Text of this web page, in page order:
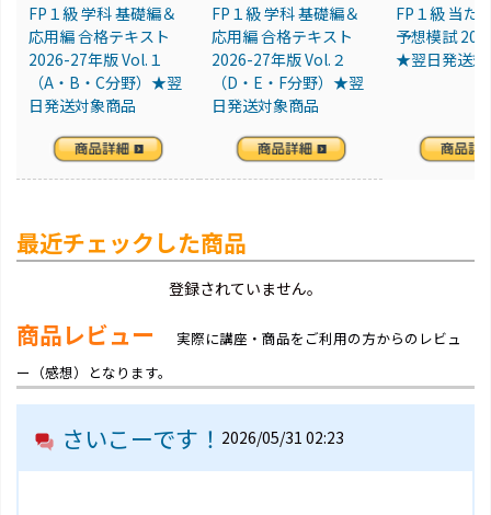
FP１級 学科 基礎編＆
応用編 合格テキスト
2026-27年版 Vol.１
（A・B・C分野）★翌
日発送対象商品
FP１級 学科 基礎編＆
応用編 合格テキスト
2026-27年版 Vol.２
（D・E・F分野）★翌
日発送対象商品
FP１級 当た
予想模試
★翌日発送対
最近チェックした商品
登録されていません。
商品レビュー
実際に講座・商品をご利用の方からのレビュ
ー（感想）となります。
さいこーです！ 2026/05/31 02:23